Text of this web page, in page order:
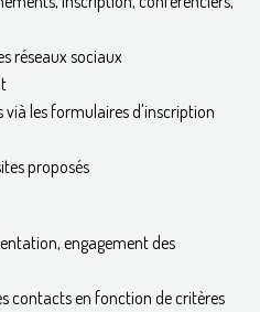
réseaux sociaux
les formulaires d'inscription
proposés
engagement des
contacts en fonction de critères